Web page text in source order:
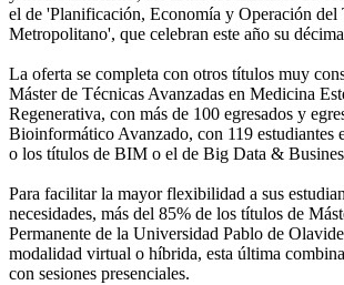
el de 'Planificación, Economía y Operación del
Metropolitano', que celebran este año su
La oferta se completa con otros títulos muy
Máster de Técnicas Avanzadas en Medicina
Regenerativa, con más de 100 egresados y
Bioinformático Avanzado, con 119 estudiantes
o los títulos de BIM o el de Big Data &
Para facilitar la mayor flexibilidad a sus
necesidades, más del 85% de los títulos de
Permanente de la Universidad Pablo de
modalidad virtual o híbrida, esta última
con sesiones presenciales.